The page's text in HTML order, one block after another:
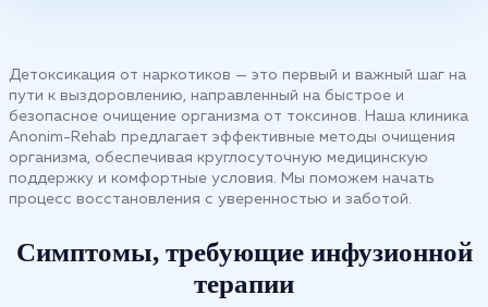
Детоксикация от наркотиков — это первый и важный шаг на
пути к выздоровлению, направленный на быстрое и
безопасное очищение организма от токсинов. Наша клиника
Anonim-Rehab предлагает эффективные методы очищения
организма, обеспечивая круглосуточную медицинскую
поддержку и комфортные условия. Мы поможем начать
процесс восстановления с уверенностью и заботой.
Симптомы, требующие инфузионной
терапии